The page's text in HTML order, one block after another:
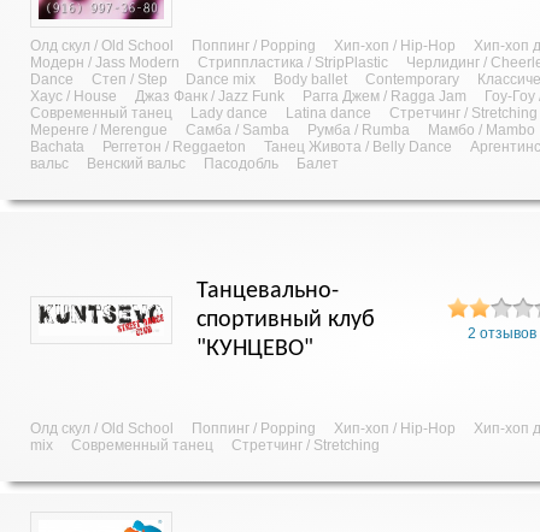
Олд скул / Old School Поппинг / Popping Хип-хоп / Hip-Hop
Хип-хоп
Модерн / Jass Modern
Стриппластика / StripPlastic
Черлидинг /
Dance
Степ / Step Dance mix Body ballet Contemporary
Хаус / House
Джаз Фанк / Jazz Funk Рагга Джем / Ragga Jam
Гоу-
Современный танец
Lady dance Latina dance
Стретчинг / Stretching
Меренге / Merengue
Самба / Samba Румба / Rumba
Мамбо / Mambo
Bachata
Реггетон / Reggaeton Танец Живота / Belly Dance
вальс
Венский вальс Пасодобль Балет
Танцевально-
спортивный клуб
"КУНЦЕВО"
2 отзывов
Олд скул / Old School Поппинг / Popping Хип-хоп / Hip-Hop
Хип-хоп
mix
Современный танец Стретчинг / Stretching